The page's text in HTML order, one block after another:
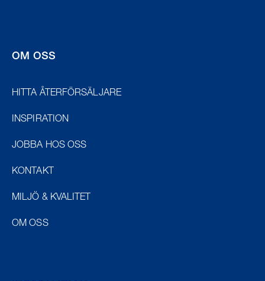
OM OSS
HITTA ÅTERFÖRSÄLJARE
INSPIRATION
JOBBA HOS OSS
KONTAKT
MILJÖ & KVALITET
OM OSS